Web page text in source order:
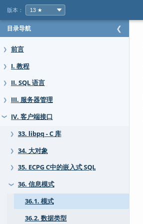
版本：
目录导航 ❮
❯ 前言
❯ I. 教程
❯ II. SQL 语言
❯ III. 服务器管理
❯ IV. 客户端接口
❯ 33. libpq - C 库
❯ 34. 大对象
❯ 35. ECPG C中的嵌入式 SQL
❯
36. 信息模式
36.1. 模式
36.2. 数据类型